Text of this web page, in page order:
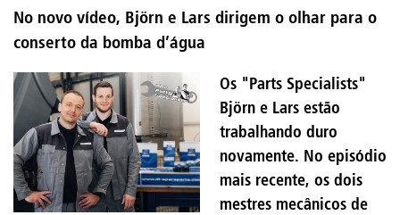
No novo vídeo, Björn e Lars dirigem o olhar para o
conserto da bomba d’água
Os "Parts Specialists"
Björn e Lars estão
trabalhando duro
novamente. No episódio
mais recente, os dois
mestres mecânicos de